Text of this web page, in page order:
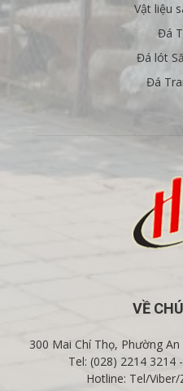
Vật liệu
Đá
Đá lót
Đá
VỀ
300 Mai Chí Thọ, Phường
Tel: (028) 2214 3214
Hotline: Tel/Viber/